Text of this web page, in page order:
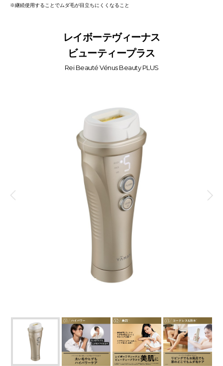
※継続使用することでムダ毛が目立ちにくくなること
レイボーテヴィーナス
ビューティープラス
Rei Beauté Vénus Beauty PLUS